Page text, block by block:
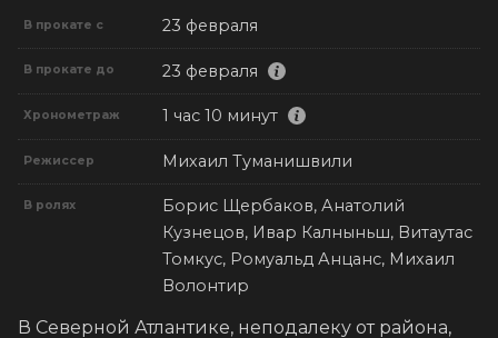
В прокате с 23 февраля
В прокате до 23 февраля
Хронометраж 1 час 10 минут
Режиссер Михаил Туманишвили
В ролях
Борис Щербаков, Анатолий
Кузнецов, Ивар Калныньш, Витаутас
Томкус, Ромуальд Анцанс, Михаил
Волонтир
В Северной Атлантике, неподалеку от района,